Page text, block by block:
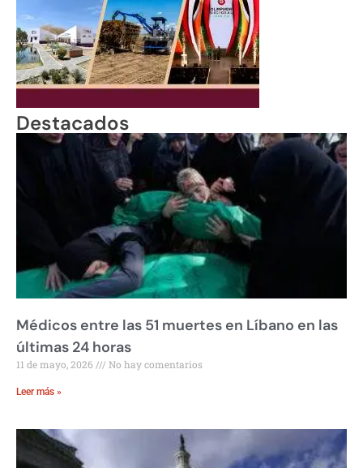
Destacados
Médicos entre las 51 muertes en Líbano en las
últimas 24 horas
11 de mayo, 2026 No hay comentarios
Leer más »